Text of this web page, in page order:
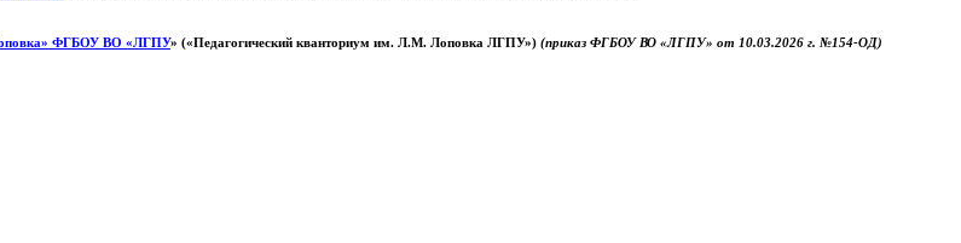
ФГБОУ ВО «ЛГПУ» («Педагогический кванториум им. Л.М. Лоповка ЛГПУ») (приказ ФГБОУ ВО «ЛГПУ» от 10.03.2026 г. №154-ОД)